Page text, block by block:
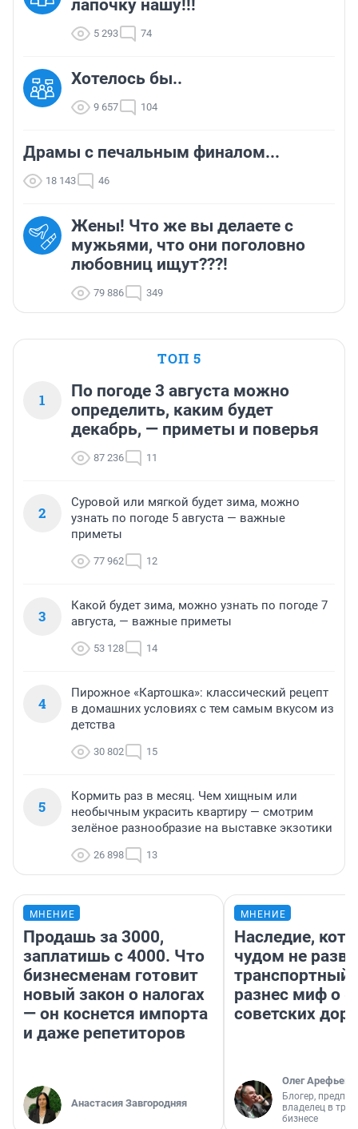
лапочку нашу!!!
5 293 74
Хотелось бы..
9 657 104
Драмы с печальным финалом...
18 143 46
Жены! Что же вы делаете с
мужьями, что они поголовно
любовниц ищут???!
79 886 349
ТОП 5
1
По погоде 3 августа можно
определить, каким будет
декабрь, — приметы и поверья
87 236 11
2
Суровой или мягкой будет зима, можно
узнать по погоде 5 августа — важные
приметы
77 962 12
3
Какой будет зима, можно узнать по погоде 7
августа, — важные приметы
53 128 14
4
Пирожное «Картошка»: классический рецепт
в домашних условиях с тем самым вкусом из
детства
30 802 15
5
Кормить раз в месяц. Чем хищным или
необычным украсить квартиру — смотрим
зелёное разнообразие на выставке экзотики
26 898 13
МНЕНИЕ
Продашь за 3000,
заплатишь с 4000. Что
бизнесменам готовит
новый закон о налогах
— он коснется импорта
и даже репетиторов
Анастасия Завгородняя
МНЕНИЕ
Наследие,
чудом не
транспортный
разнес миф о
советских
Олег Арефьев
Блогер,
владелец в
бизнесе